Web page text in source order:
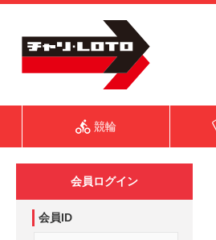
競輪
会員ログイン
会員ID